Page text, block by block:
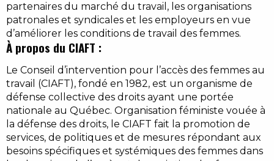
partenaires du marché du travail, les organisations
patronales et syndicales et les employeurs en vue
d’améliorer les conditions de travail des femmes.
À propos du CIAFT :
Le Conseil d’intervention pour l’accès des femmes au
travail (CIAFT), fondé en 1982, est un organisme de
défense collective des droits ayant une portée
nationale au Québec. Organisation féministe vouée à
la défense des droits, le CIAFT fait la promotion de
services, de politiques et de mesures répondant aux
besoins spécifiques et systémiques des femmes dans